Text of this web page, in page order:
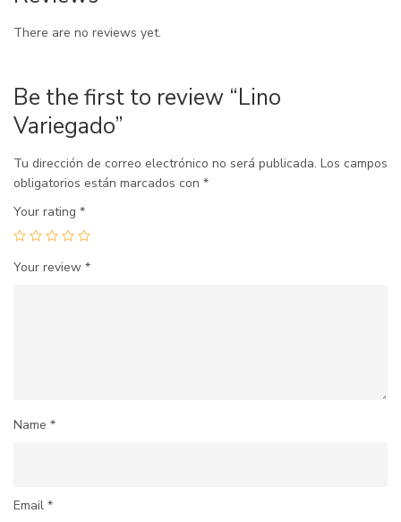
There are no reviews yet.
Be the first to review “Lino
Variegado”
Tu dirección de correo electrónico no será publicada. Los campos
obligatorios están marcados con *
Your rating *
Your review *
Name *
Email *